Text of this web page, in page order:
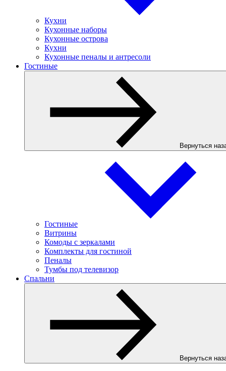
Кухни
Кухонные наборы
Кухонные острова
Кухни
Кухонные пеналы и антресоли
Гостиные
Вернуться
Гостиные
Витрины
Комоды с зеркалами
Комплекты для гостиной
Пеналы
Тумбы под телевизор
Спальни
Вернуться